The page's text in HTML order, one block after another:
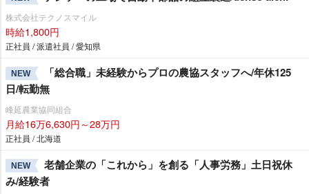
株式会社テクノスマイル
時給1,800円
正社員 / 派遣社員 / 愛知県
NEW
「総合職」未経験からプロの農協スタッフへ/年休125
日/転勤無
峰延農業協同組合
月給16万6,630円～28万円
正社員 / 北海道
NEW
老舗企業の「これから」を創る「人事労務」土日祝休
み/経験者